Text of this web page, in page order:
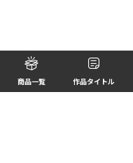
商品一覧 作品タイトル